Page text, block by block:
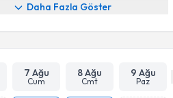
Daha Fazla Göster
7 Ağu
Cum
8 Ağu
Cmt
9 Ağu
Paz